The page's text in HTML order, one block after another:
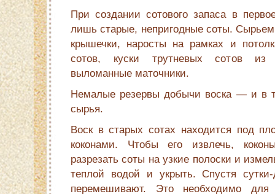
При создании сотового запаса в
лишь старые, непригодные соты. Сырьем
крышечки, наросты на рамках и
сотов, куски трутневых сотов из
выломанные маточники.
Немалые резервы добычи воска — и в
сырья.
Воск в старых сотах находится под
коконами. Чтобы его извлечь,
разрезать соты на узкие полоски и
теплой водой и укрыть. Спустя
перемешивают. Это необходимо